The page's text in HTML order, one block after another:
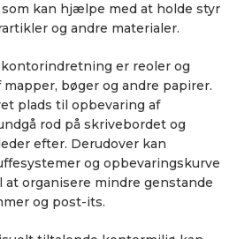
kan hjælpe med at holde styr
og andre materialer.
er reoler og
bøger og andre papirer.
plads til opbevaring af
rod på skrivebordet og
efter. Derudover kan
og opbevaringskurve
organisere mindre genstande
og post-its.